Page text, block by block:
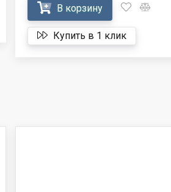
В корзину
Купить в 1 клик